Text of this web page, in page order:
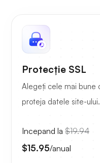
Protecție SSL
Alegeți cele mai bune
proteja datele site-ului.
Incepand la $19.94
$15.95/anual